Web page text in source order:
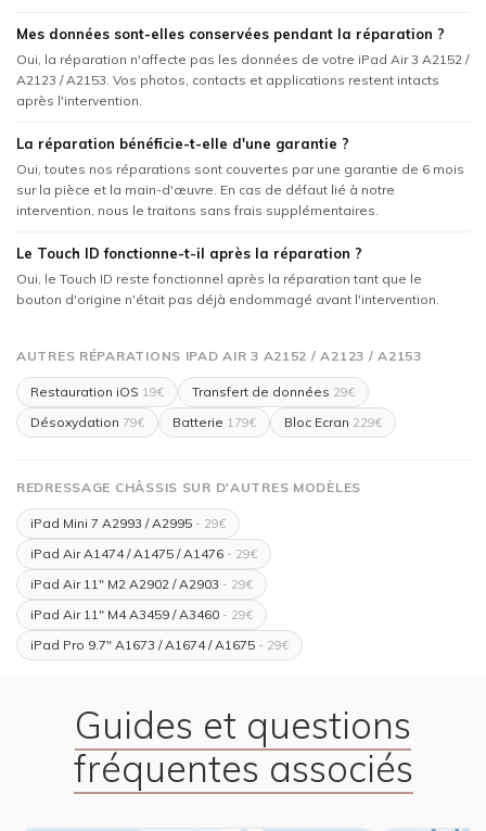
Mes données sont-elles conservées pendant la réparation ?
Oui, la réparation n'affecte pas les données de votre iPad Air 3 A2152 /
A2123 / A2153. Vos photos, contacts et applications restent intacts
après l'intervention.
La réparation bénéficie-t-elle d'une garantie ?
Oui, toutes nos réparations sont couvertes par une garantie de 6 mois
sur la pièce et la main-d'œuvre. En cas de défaut lié à notre
intervention, nous le traitons sans frais supplémentaires.
Le Touch ID fonctionne-t-il après la réparation ?
Oui, le Touch ID reste fonctionnel après la réparation tant que le
bouton d'origine n'était pas déjà endommagé avant l'intervention.
AUTRES RÉPARATIONS IPAD AIR 3 A2152 / A2123 / A2153
Restauration iOS 19€ Transfert de données 29€
Désoxydation 79€ Batterie 179€ Bloc Ecran 229€
REDRESSAGE CHÂSSIS SUR D'AUTRES MODÈLES
iPad Mini 7 A2993 / A2995 - 29€
iPad Air A1474 / A1475 / A1476 - 29€
iPad Air 11" M2 A2902 / A2903 - 29€
iPad Air 11" M4 A3459 / A3460 - 29€
iPad Pro 9.7" A1673 / A1674 / A1675 - 29€
Guides et questions
fréquentes associés